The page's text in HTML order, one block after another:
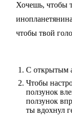
Хочешь, чтобы
чтобы твой
С открытым
Чтобы
ползунок
ползунок
ты вдохнул